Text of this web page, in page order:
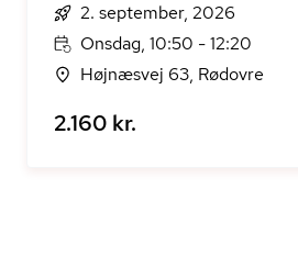
2. september, 2026
Onsdag, 10:50 - 12:20
Højnæsvej 63, Rødovre
2.160 kr.